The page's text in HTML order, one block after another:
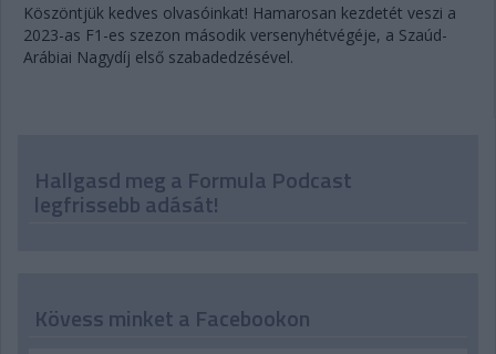
Köszöntjük kedves olvasóinkat! Hamarosan kezdetét veszi a
2023-as F1-es szezon második versenyhétvégéje, a Szaúd-
Arábiai Nagydíj első szabadedzésével.
Hallgasd meg a Formula Podcast
legfrissebb adását!
Kövess minket a Facebookon